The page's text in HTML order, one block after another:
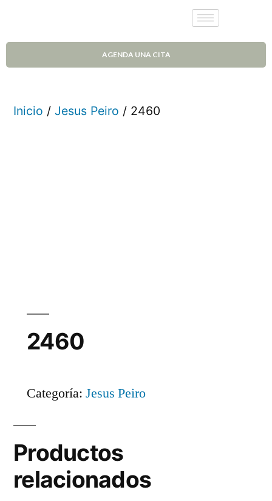
AGENDA UNA CITA
Inicio / Jesus Peiro / 2460
2460
Categoría: Jesus Peiro
Productos
relacionados